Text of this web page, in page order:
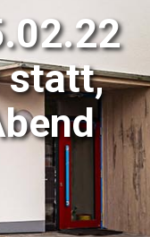
statt,